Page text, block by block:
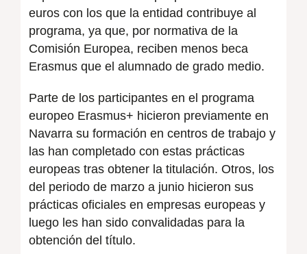
euros con los que la entidad contribuye al
programa, ya que, por normativa de la
Comisión Europea, reciben menos beca
Erasmus que el alumnado de grado medio.
Parte de los participantes en el programa
europeo Erasmus+ hicieron previamente en
Navarra su formación en centros de trabajo y
las han completado con estas prácticas
europeas tras obtener la titulación. Otros, los
del periodo de marzo a junio hicieron sus
prácticas oficiales en empresas europeas y
luego les han sido convalidadas para la
obtención del título.